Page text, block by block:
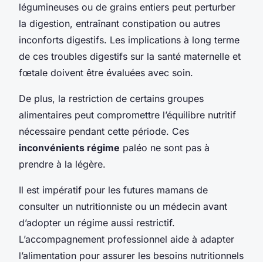
légumineuses ou de grains entiers peut perturber
la digestion, entraînant constipation ou autres
inconforts digestifs. Les implications à long terme
de ces troubles digestifs sur la santé maternelle et
fœtale doivent être évaluées avec soin.
De plus, la restriction de certains groupes
alimentaires peut compromettre l’équilibre nutritif
nécessaire pendant cette période. Ces
inconvénients régime paléo ne sont pas à
prendre à la légère.
Il est impératif pour les futures mamans de
consulter un nutritionniste ou un médecin avant
d’adopter un régime aussi restrictif.
L’accompagnement professionnel aide à adapter
l’alimentation pour assurer les besoins nutritionnels